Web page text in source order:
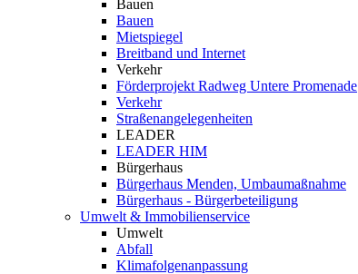
Bauen
Bauen
Mietspiegel
Breitband und Internet
Verkehr
Förderprojekt Radweg Untere Promenade
Verkehr
Straßenangelegenheiten
LEADER
LEADER HIM
Bürgerhaus
Bürgerhaus Menden, Umbaumaßnahme
Bürgerhaus - Bürgerbeteiligung
Umwelt & Immobilienservice
Umwelt
Abfall
Klimafolgenanpassung